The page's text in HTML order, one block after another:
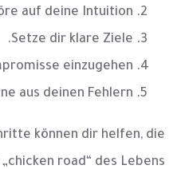
auf deine Intuition.
Setze dir klare Ziele.
einzugehen.
aus deinen Fehlern.
können dir helfen, die
road“ des Lebens